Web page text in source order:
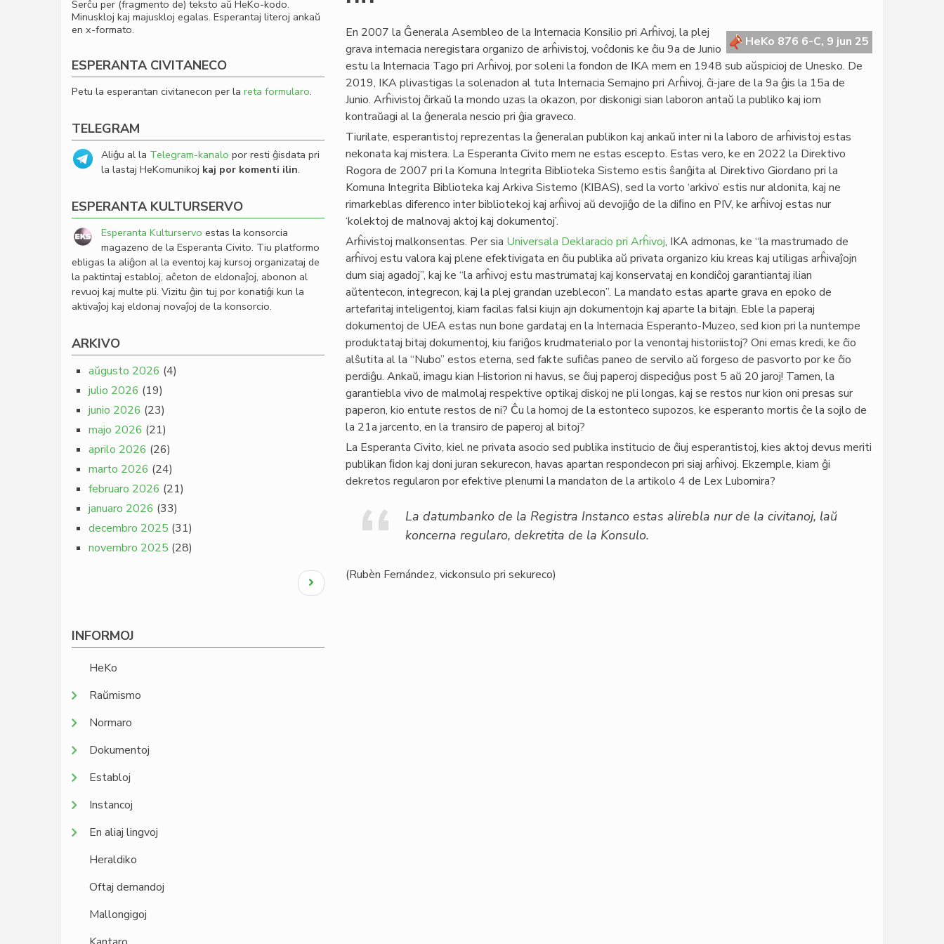
HeKo 876 6-C, 9 jun 25
En 2007 la Ĝenerala Asembleo de la Internacia Konsilio pri Arĥivoj, la plej
grava internacia neregistara organizo de arĥivistoj, voĉdonis ke ĉiu 9a de Junio
estu la Internacia Tago pri Arĥivoj, por soleni la fondon de IKA mem en 1948 sub aŭspicioj de Unesko. De
2019, IKA plivastigas la solenadon al tuta Internacia Semajno pri Arĥivoj, ĉi-jare de la 9a ĝis la 15a de
Junio. Arĥivistoj ĉirkaŭ la mondo uzas la okazon, por diskonigi sian laboron antaŭ la publiko kaj iom
kontraŭagi al la ĝenerala nescio pri ĝia graveco.
Tiurilate, esperantistoj reprezentas la ĝeneralan publikon kaj ankaŭ inter ni la laboro de arĥivistoj estas
nekonata kaj mistera. La Esperanta Civito mem ne estas escepto. Estas vero, ke en 2022 la Direktivo
Rogora de 2007 pri la Komuna Integrita Biblioteka Sistemo estis ŝanĝita al Direktivo Giordano pri la
Komuna Integrita Biblioteka kaj Arkiva Sistemo (KIBAS), sed la vorto ‘arkivo’ estis nur aldonita, kaj ne
rimarkeblas diferenco inter bibliotekoj kaj arĥivoj aŭ devojiĝo de la diﬁno en PIV, ke arĥivoj estas nur
‘kolektoj de malnovaj aktoj kaj dokumentoj’.
Arĥivistoj malkonsentas. Per sia Universala Deklaracio pri Arĥivoj, IKA admonas, ke “la mastrumado de
arĥivoj estu valora kaj plene efektivigata en ĉiu publika aŭ privata organizo kiu kreas kaj utiligas arĥivaĵojn
dum siaj agadoj”, kaj ke “la arĥivoj estu mastrumataj kaj konservataj en kondiĉoj garantiantaj ilian
aŭtentecon, integrecon, kaj la plej grandan uzeblecon”. La mandato estas aparte grava en epoko de
artefaritaj inteligentoj, kiam facilas falsi kiujn ajn dokumentojn kaj aparte la bitajn. Eble la paperaj
dokumentoj de UEA estas nun bone gardataj en la Internacia Esperanto-Muzeo, sed kion pri la nuntempe
produktataj bitaj dokumentoj, kiu fariĝos krudmaterialo por la venontaj historiistoj? Oni emas kredi, ke ĉio
alŝutita al la “Nubo” estos eterna, sed fakte suﬁĉas paneo de servilo aŭ forgeso de pasvorto por ke ĉio
perdiĝu. Ankaŭ, imagu kian Historion ni havus, se ĉiuj paperoj dispeciĝus post 5 aŭ 20 jaroj! Tamen, la
garantiebla vivo de malmolaj respektive optikaj diskoj ne pli longas, kaj se restos nur kion oni presas sur
paperon, kio entute restos de ni? Ĉu la homoj de la estonteco supozos, ke esperanto mortis ĉe la sojlo de
la 21a jarcento, en la transiro de paperoj al bitoj?
La Esperanta Civito, kiel ne privata asocio sed publika institucio de ĉiuj esperantistoj, kies aktoj devus meriti
publikan ﬁdon kaj doni juran sekurecon, havas apartan respondecon pri siaj arĥivoj. Ekzemple, kiam ĝi
dekretos regularon por efektive plenumi la mandaton de la artikolo 4 de Lex Lubomira?
La datumbanko de la Registra Instanco estas alirebla nur de la civitanoj, laŭ
koncerna regularo, dekretita de la Konsulo.
(Rubèn Fernández, vickonsulo pri sekureco)
Serĉu per (fragmento de) teksto aŭ HeKo-kodo.
Minuskloj kaj majuskloj egalas. Esperantaj literoj ankaŭ
en x-formato.
ESPERANTA CIVITANECO
Petu la esperantan civitanecon per la reta formularo.
TELEGRAM
Aliĝu al la Telegram-kanalo por resti ĝisdata pri
la lastaj HeKomunikoj kaj por komenti ilin.
ESPERANTA KULTURSERVO
Esperanta Kulturservo estas la konsorcia
magazeno de la Esperanta Civito. Tiu platformo
ebligas la aliĝon al la eventoj kaj kursoj organizataj de
la paktintaj establoj, aĉeton de eldonaĵoj, abonon al
revuoj kaj multe pli. Vizitu ĝin tuj por konatiĝi kun la
aktivaĵoj kaj eldonaj novaĵoj de la konsorcio.
ARKIVO
aŭgusto 2026 (4)
julio 2026 (19)
junio 2026 (23)
majo 2026 (21)
aprilo 2026 (26)
marto 2026 (24)
februaro 2026 (21)
januaro 2026 (33)
decembro 2025 (31)
novembro 2025 (28)
Next
page
INFORMOJ
HeKo
Raŭmismo
Normaro
Dokumentoj
Establoj
Instancoj
En aliaj lingvoj
Heraldiko
Oftaj demandoj
Mallongigoj